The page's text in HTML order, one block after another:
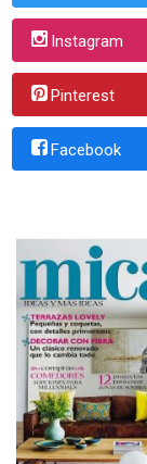
Instagram
Pinterest
Facebook